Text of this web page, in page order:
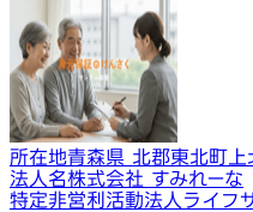
所在地青森県 北郡東北町
法人名株式会社 すみれーな
特定非営利活動法人ライフ